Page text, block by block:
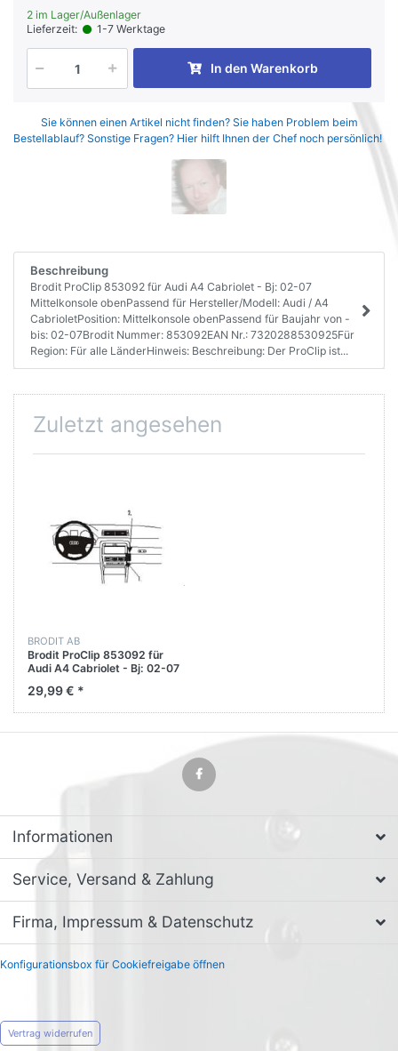
2 im Lager/Außenlager
Lieferzeit:
1-7 Werktage
In den Warenkorb
Sie können einen Artikel nicht finden? Sie haben Problem beim
Bestellablauf? Sonstige Fragen? Hier hilft Ihnen der Chef noch persönlich!
Beschreibung
Brodit ProClip 853092 für Audi A4 Cabriolet - Bj: 02-07
Mittelkonsole obenPassend für Hersteller/Modell: Audi / A4
CabrioletPosition: Mittelkonsole obenPassend für Baujahr von -
bis: 02-07Brodit Nummer: 853092EAN Nr.: 7320288530925Für
Region: Für alle LänderHinweis: Beschreibung: Der ProClip ist...
Zuletzt angesehen
BRODIT AB
Brodit ProClip 853092 für
Audi A4 Cabriolet - Bj: 02-07
29,99 € *
Informationen
Service, Versand & Zahlung
Firma, Impressum & Datenschutz
Konfigurationsbox für Cookiefreigabe öffnen
Vertrag widerrufen